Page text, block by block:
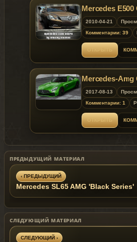
Mercedes
2010-04-21
Комментарии: 39
Mercedes-Amg
2017-08-13
Комментарии: 1
ПРЕДЫДУЩИЙ МАТЕРИАЛ
‹ ПРЕДЫДУЩИЙ
Mercedes SL65 AMG 'Black Series'
СЛЕДУЮЩИЙ МАТЕРИАЛ
СЛЕДУЮЩИЙ ›